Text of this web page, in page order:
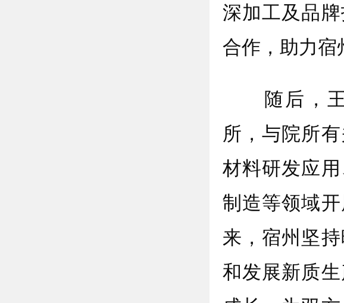
深加工及品
合作，助力宿
随后，王
所，与院所
材料研发应
制造等领域
来，宿州坚
和发展新质